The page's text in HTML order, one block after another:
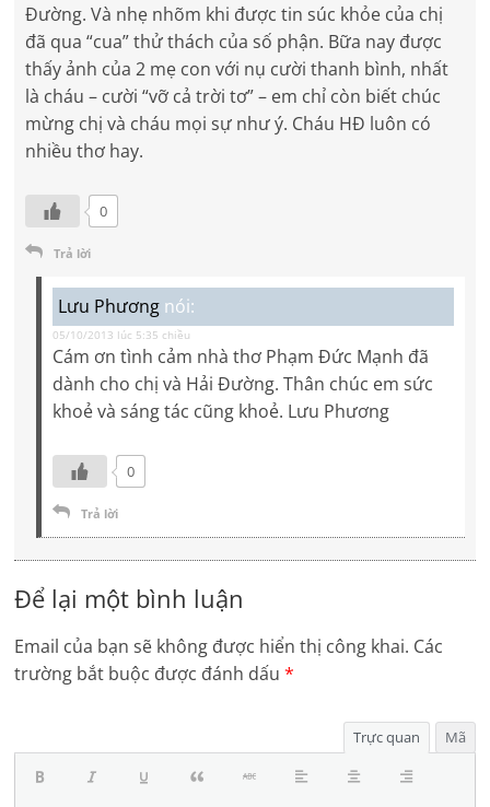
Đường. Và nhẹ nhõm khi được tin súc khỏe của chị
đã qua “cua” thử thách của số phận. Bữa nay được
thấy ảnh của 2 mẹ con với nụ cười thanh bình, nhất
là cháu – cười “vỡ cả trời tơ” – em chỉ còn biết chúc
mừng chị và cháu mọi sự như ý. Cháu HĐ luôn có
nhiều thơ hay.
0
Trả lời
Lưu Phương nói:
05/10/2013 lúc 5:35 chiều
Cám ơn tình cảm nhà thơ Phạm Đức Mạnh đã
dành cho chị và Hải Đường. Thân chúc em sức
khoẻ và sáng tác cũng khoẻ. Lưu Phương
0
Trả lời
Để lại một bình luận
Email của bạn sẽ không được hiển thị công khai. Các
trường bắt buộc được đánh dấu*
Trực quan Mã